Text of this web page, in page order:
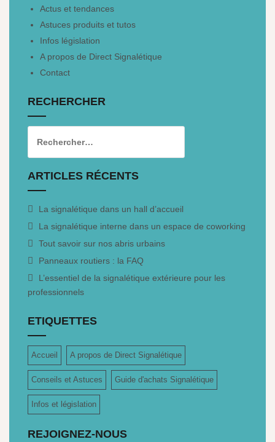
Actus et tendances
Astuces produits et tutos
Infos législation
A propos de Direct Signalétique
Contact
RECHERCHER
ARTICLES RÉCENTS
La signalétique dans un hall d’accueil
La signalétique interne dans un espace de coworking
Tout savoir sur nos abris urbains
Panneaux routiers : la FAQ
L’essentiel de la signalétique extérieure pour les
professionnels
ETIQUETTES
Accueil A propos de Direct Signalétique
Conseils et Astuces Guide d'achats Signalétique
Infos et législation
REJOIGNEZ-NOUS